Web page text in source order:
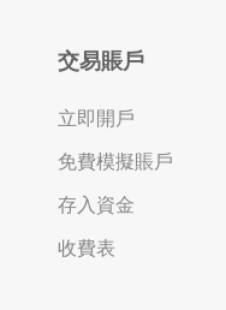
交易賬戶
立即開戶
免費模擬賬戶
存入資金
收費表